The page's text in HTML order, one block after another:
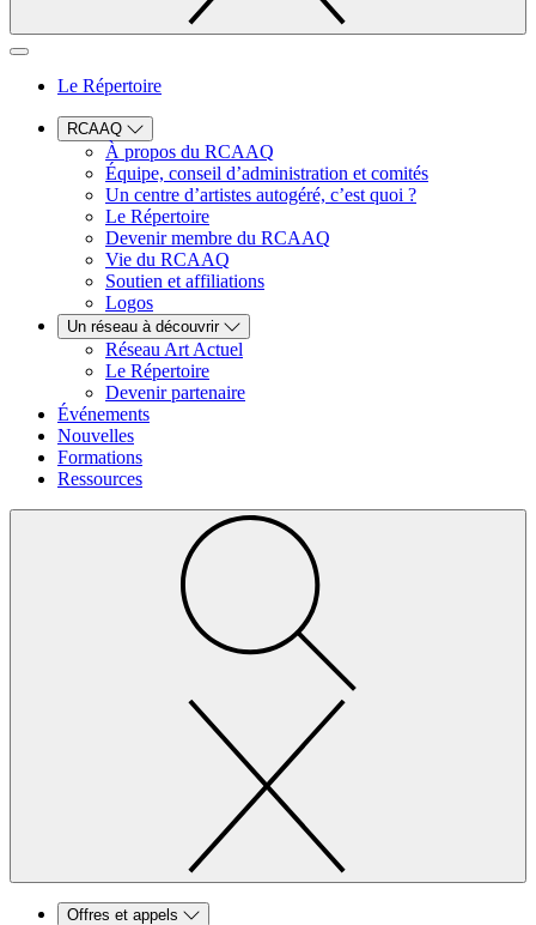
Le Répertoire
RCAAQ
À propos du RCAAQ
Équipe, conseil d’administration et comités
Un centre d’artistes autogéré, c’est quoi ?
Le Répertoire
Devenir membre du RCAAQ
Vie du RCAAQ
Soutien et affiliations
Logos
Un réseau à découvrir
Réseau Art Actuel
Le Répertoire
Devenir partenaire
Événements
Nouvelles
Formations
Ressources
Offres et appels